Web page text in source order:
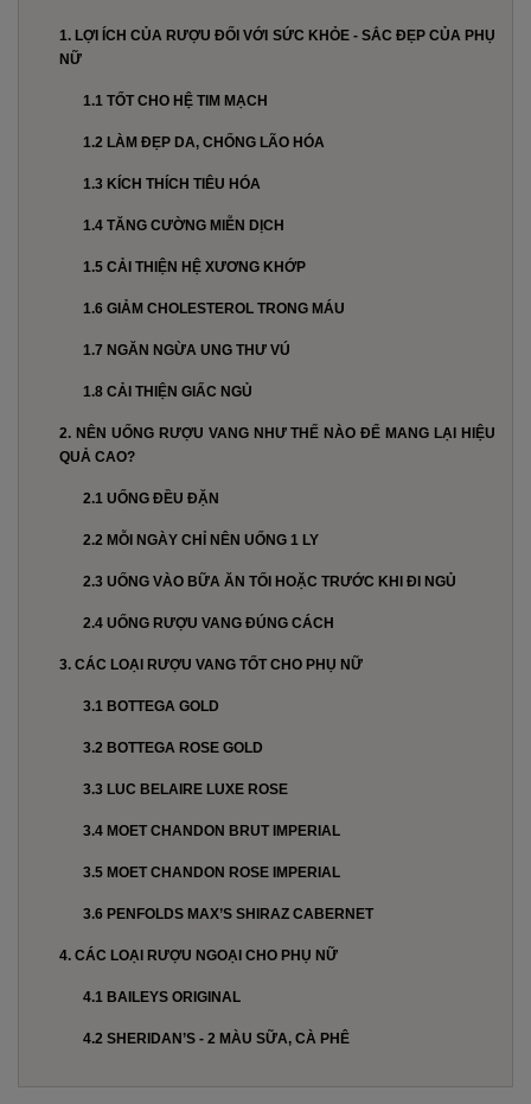
1. LỢI ÍCH CỦA RƯỢU ĐỐI VỚI SỨC KHỎE - SẮC ĐẸP CỦA PHỤ
NỮ
1.1 TỐT CHO HỆ TIM MẠCH
1.2 LÀM ĐẸP DA, CHỐNG LÃO HÓA
1.3 KÍCH THÍCH TIÊU HÓA
1.4 TĂNG CƯỜNG MIỄN DỊCH
1.5 CẢI THIỆN HỆ XƯƠNG KHỚP
1.6 GIẢM CHOLESTEROL TRONG MÁU
1.7 NGĂN NGỪA UNG THƯ VÚ
1.8 CẢI THIỆN GIẤC NGỦ
2. NÊN UỐNG RƯỢU VANG NHƯ THẾ NÀO ĐỂ MANG LẠI HIỆU
QUẢ CAO?
2.1 UỐNG ĐỀU ĐẶN
2.2 MỖI NGÀY CHỈ NÊN UỐNG 1 LY
2.3 UỐNG VÀO BỮA ĂN TỐI HOẶC TRƯỚC KHI ĐI NGỦ
2.4 UỐNG RƯỢU VANG ĐÚNG CÁCH
3. CÁC LOẠI RƯỢU VANG TỐT CHO PHỤ NỮ
3.1 BOTTEGA GOLD
3.2 BOTTEGA ROSE GOLD
3.3 LUC BELAIRE LUXE ROSE
3.4 MOET CHANDON BRUT IMPERIAL
3.5 MOET CHANDON ROSE IMPERIAL
3.6 PENFOLDS MAX’S SHIRAZ CABERNET
4. CÁC LOẠI RƯỢU NGOẠI CHO PHỤ NỮ
4.1 BAILEYS ORIGINAL
4.2 SHERIDAN’S - 2 MÀU SỮA, CÀ PHÊ